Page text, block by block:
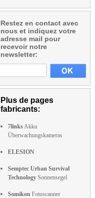
Restez en contact avec
nous et indiquez votre
adresse mail pour
recevoir notre
newsletter:
Plus de pages
fabricants:
7linksAkku
Überwachungskameras
ELESION
Semptec Urban Survival
Technology Sonnensegel
Somikon Fotoscanner